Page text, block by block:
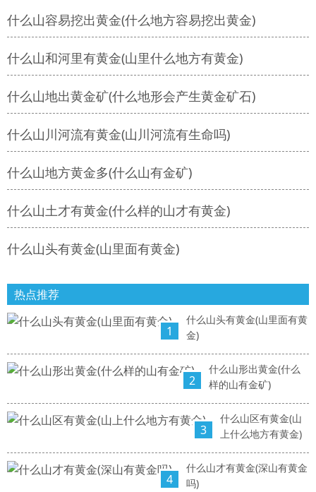
什么山容易挖出黄金(什么地方容易挖出黄金)
什么山和河里有黄金(山里什么地方有黄金)
什么山地出黄金矿(什么地形会产生黄金矿石)
什么山川河流有黄金(山川河流有生命吗)
什么山地方黄金多(什么山有金矿)
什么山土才有黄金(什么样的山才有黄金)
什么山头有黄金(山里面有黄金)
热点推荐
1
什么山头有黄金(山里面有黄
金)
2
什么山形出黄金(什么
样的山有金矿)
3
什么山区有黄金(山
上什么地方有黄金)
4
什么山才有黄金(深山有黄金
吗)